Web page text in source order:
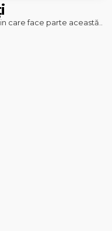
care face parte această..